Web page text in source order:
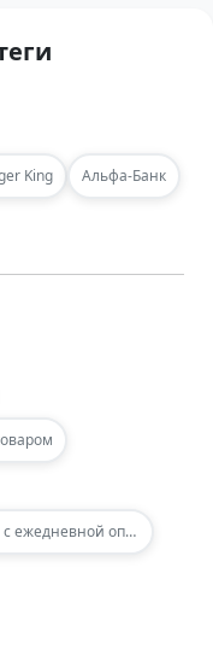
King Альфа-Банк
Курьером с ежедневной оплатой